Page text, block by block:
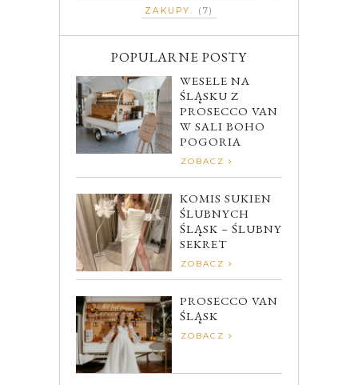
ZAKUPY
(7)
POPULARNE POSTY
WESELE NA
ŚLĄSKU Z
PROSECCO VAN
W SALI BOHO
POGORIA
ZOBACZ
KOMIS SUKIEN
ŚLUBNYCH
ŚLĄSK – ŚLUBNY
SEKRET
ZOBACZ
PROSECCO VAN
ŚLĄSK
ZOBACZ